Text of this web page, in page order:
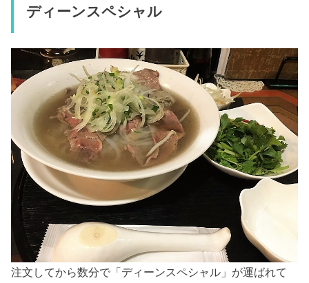
ディーンスペシャル
注文してから数分で「ディーンスペシャル」が運ばれて